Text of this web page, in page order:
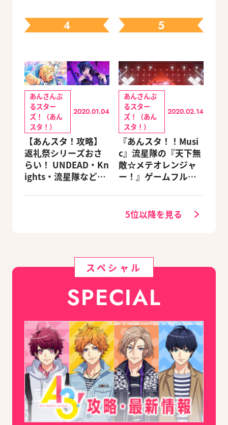
る豪華グッズ付き限
定セットも同時発売
4
あんさんぶ
るスター
ズ！（あん
スタ！）
2020.01.04
【あんスタ！攻略】
返礼祭シリーズおさ
らい！ UNDEAD・Kn
ights・流星隊など、
5
あんさんぶ
るスター
ズ！（あん
スタ！）
2020.02.14
『あんスタ！！Musi
c』流星隊の『天下無
敵☆メテオレンジャ
ー！』ゲームフルサ
5位以降を見る
スペシャル
SPECIAL